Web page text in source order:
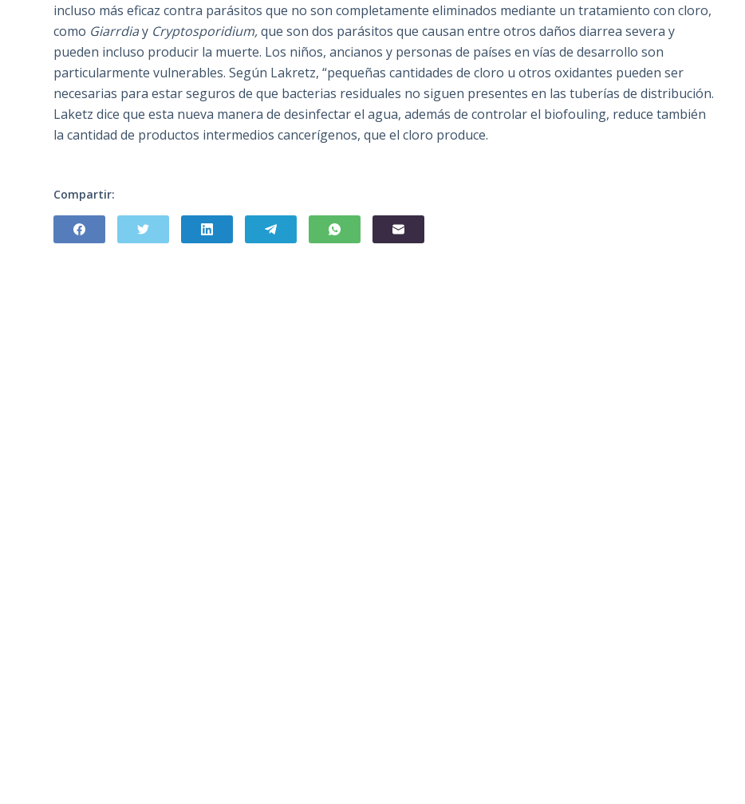
incluso más eficaz contra parásitos que no son completamente eliminados mediante un tratamiento con cloro,
como Giarrdiay Cryptosporidium,que son dos parásitos que causan entre otros daños diarrea severa y
pueden incluso producir la muerte. Los niños, ancianos y personas de países en vías de desarrollo son
particularmente vulnerables. Según Lakretz, “pequeñas cantidades de cloro u otros oxidantes pueden ser
necesarias para estar seguros de que bacterias residuales no siguen presentes en las tuberías de distribución.
Laketz dice que esta nueva manera de desinfectar el agua, además de controlar el biofouling, reduce también
la cantidad de productos intermedios cancerígenos, que el cloro produce.
Compartir: